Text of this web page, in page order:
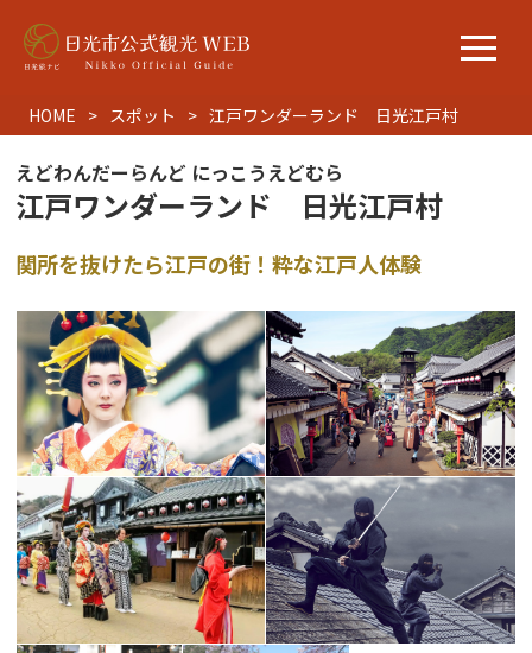
HOME スポット 江戸ワンダーランド 日光江戸村
えどわんだーらんど にっこうえどむら
江戸ワンダーランド 日光江戸村
関所を抜けたら江戸の街！粋な江戸人体験